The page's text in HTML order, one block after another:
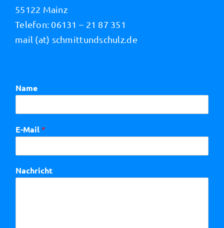
55122 Mainz
Telefon: 06131 – 21 87 351
mail (at) schmittundschulz.de
Name
E-Mail *
Nachricht